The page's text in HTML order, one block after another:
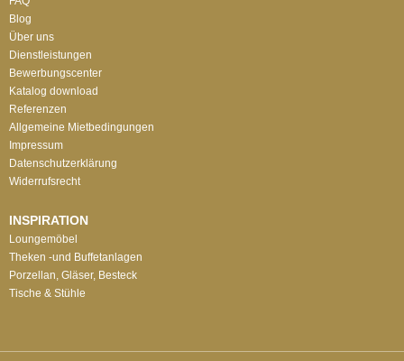
Blog
Über uns
Dienstleistungen
Bewerbungscenter
Katalog download
Referenzen
Allgemeine Mietbedingungen
Impressum
Datenschutzerklärung
Widerrufsrecht
INSPIRATION
Loungemöbel
Theken -und Buffetanlagen
Porzellan, Gläser, Besteck
Tische & Stühle